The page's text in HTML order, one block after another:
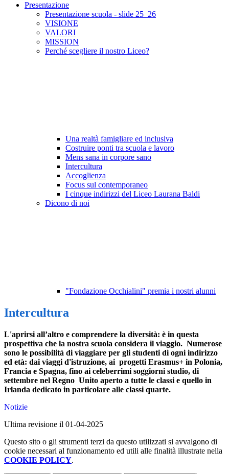
Presentazione
Presentazione scuola - slide 25_26
VISIONE
VALORI
MISSION
Perché scegliere il nostro Liceo?
Una realtà famigliare ed inclusiva
Costruire ponti tra scuola e lavoro
Mens sana in corpore sano
Intercultura
Accoglienza
Focus sul contemporaneo
I cinque indirizzi del Liceo Laurana Baldi
Dicono di noi
"Fondazione Occhialini" premia i nostri alunni
Intercultura
L'aprirsi all’altro e comprendere la diversità: è in questa
prospettiva che la nostra scuola considera il viaggio. Numerose
sono le possibilità di viaggiare per gli studenti di ogni indirizzo
ed età: dai viaggi d'istruzione, ai progetti Erasmus+ in Polonia,
Francia e Spagna, fino ai celeberrimi soggiorni studio, di
settembre nel Regno Unito aperto a tutte le classi e quello in
Irlanda dedicato in particolare alle classi quarte.
Notizie
Ultima revisione il 01-04-2025
Questo sito o gli strumenti terzi da questo utilizzati si avvalgono di
cookie necessari al funzionamento ed utili alle finalità illustrate nella
COOKIE POLICY.